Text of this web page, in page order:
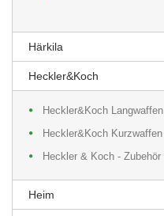
Härkila
Heckler&Koch
Heckler&Koch Langwaffen
Heckler&Koch Kurzwaffen
Heckler & Koch - Zubehör
Heim